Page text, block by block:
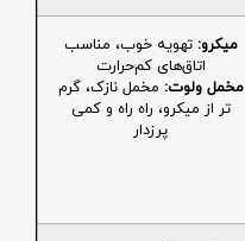
میکرو: تهویه خوب، مناسب
اتاق‌های کم‌حرارت
مخمل ولوت: مخمل نازک، گرم
تر از میکرو، راه راه و کمی
پرزدار